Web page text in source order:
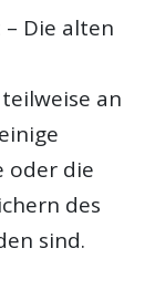
Die alten
an
oder die
des
sind.